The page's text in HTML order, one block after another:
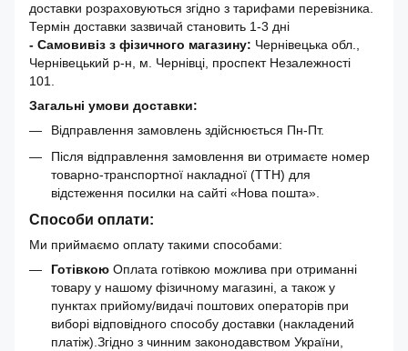
доставки розраховуються згідно з тарифами перевізника.
Термін доставки зазвичай становить 1-3 дні
- Самовивіз з фізичного магазину: Чернівецька обл.,
Чернівецький р-н, м. Чернівці, проспект Незалежності
101.
Загальні умови доставки:
Відправлення замовлень здійснюється Пн-Пт.
Після відправлення замовлення ви отримаєте номер
товарно-транспортної накладної (ТТН) для
відстеження посилки на сайті «Нова пошта».
Способи оплати:
Ми приймаємо оплату такими способами:
Готівкою Оплата готівкою можлива при отриманні
товару у нашому фізичному магазині, а також у
пунктах прийому/видачі поштових операторів при
виборі відповідного способу доставки (накладений
платіж).Згідно з чинним законодавством України,